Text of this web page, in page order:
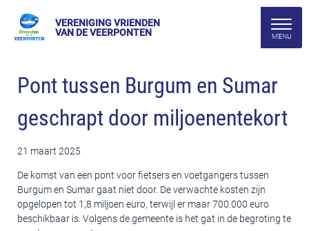
VERENIGING VRIENDEN
VAN DE VEERPONTEN
Pont tussen Burgum en Sumar
geschrapt door miljoenentekort
21 maart 2025
De komst van een pont voor fietsers en voetgangers tussen
Burgum en Sumar gaat niet door. De verwachte kosten zijn
opgelopen tot 1,8 miljoen euro, terwijl er maar 700.000 euro
beschikbaar is. Volgens de gemeente is het gat in de begroting te